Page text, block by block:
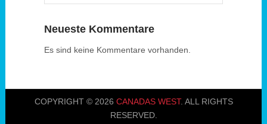
Neueste Kommentare
Es sind keine Kommentare vorhanden.
COPYRIGHT © 2026 CANADAS WEST. ALL RIGHTS
RESERVED.